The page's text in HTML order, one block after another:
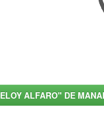
ALFARO" DE